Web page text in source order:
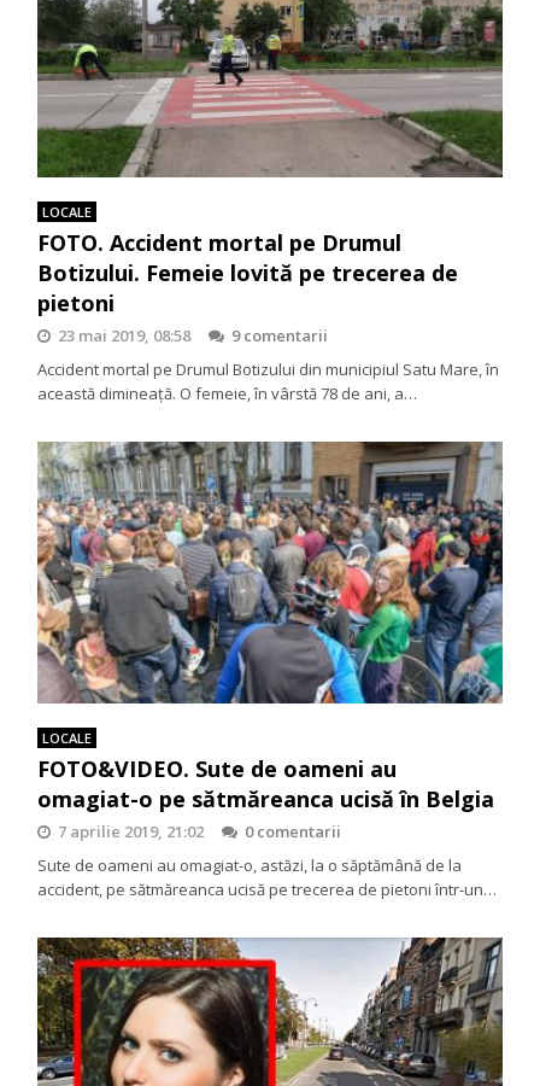
LOCALE
FOTO. Accident mortal pe Drumul
Botizului. Femeie lovită pe trecerea de
pietoni
23 mai 2019, 08:58
9 comentarii
Accident mortal pe Drumul Botizului din municipiul Satu Mare, în
această dimineață. O femeie, în vârstă 78 de ani, a…
LOCALE
FOTO&VIDEO. Sute de oameni au
omagiat-o pe sătmăreanca ucisă în Belgia
7 aprilie 2019, 21:02
0 comentarii
Sute de oameni au omagiat-o, astăzi, la o săptămână de la
accident, pe sătmăreanca ucisă pe trecerea de pietoni într-un…